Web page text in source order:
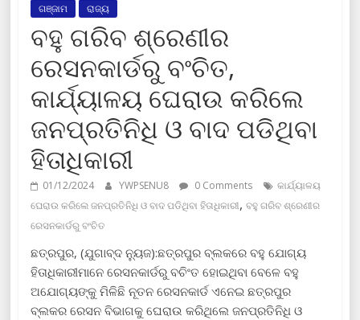
ଗଞ୍ଜାମ ରାଜ୍ୟ
ବହୁ ଗରିବ ଶ୍ରେଣୀର
ରେସନକାର୍ଡରୁ ବଂଚିତ,
କାର୍ଯ୍ୟାଳୟ ଘେରାଉ କରିଲେ
ଜନପ୍ରତିନିଧି ଓ ବାଦ ପଡିଥିବା
ହିତାଧିକାରୀ
01/12/2024 YWPSENU8 0 Comments
କାର୍ଯ୍ୟାଳୟ
ଘେରାଉ କରିଲେ ଜନପ୍ରତିନିଧି ଓ ବାଦ ପଡିଥିବା ହିତାଧିକାରୀ,ବହୁ ଗରିବ ଶ୍ରେଣୀର
ରେସନକାର୍ଡରୁ ବଂଚିତ
ଛତ୍ରପୁର, (ଯୁଗାବ୍ଦ ନ୍ୟୁଜ):ଛତ୍ରପୁର ବ୍ଲକରେ ବହୁ ଯୋଗ୍ୟ
ହିତାଧିକାରୀମାନେ ରେସନକାର୍ଡରୁ ବଚିଂତ ହୋଇଥିବା ବେଳେ ବହୁ
ଅଯୋଗ୍ୟଙ୍କୁ ମିଳିଛି ନୂତନ ରେସନକାର୍ଡ ଏନେଇ ଛତ୍ରପୁର
ବ୍ଲକର ରେସନ ବିଭାଗକୁ ଘେରାଉ କରିଥିଲେ ଜନପ୍ରତିନିଧି ଓ